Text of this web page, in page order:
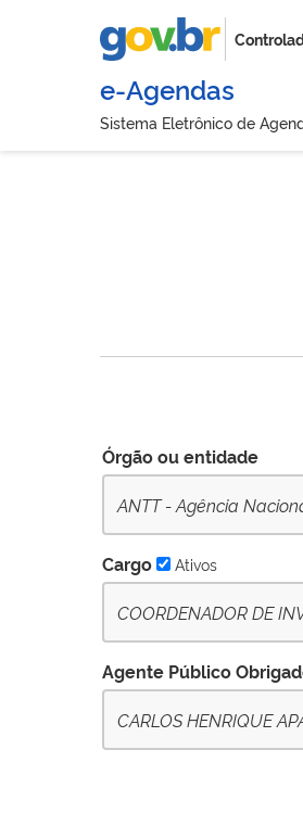
e-Agendas
Sistema Eletrônico de
Órgão ou entidade
ANTT - Agência
Cargo Ativos
COORDENADOR DE
Agente Público
CARLOS HENRIQUE